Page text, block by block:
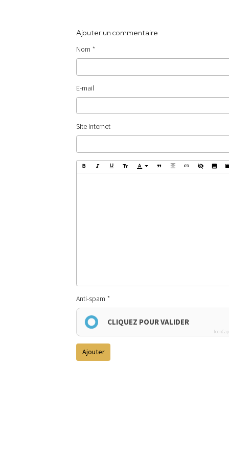
Ajouter un commentaire
Nom
E-mail
Site Internet
Anti-spam
CLIQUEZ POUR VALIDER
Ajouter